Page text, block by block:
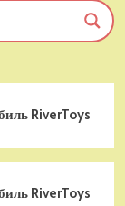
4WD
RiverToys
RiverToys